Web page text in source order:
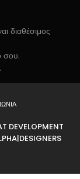
διαθέσιμος
σου.
DEVELOPMENT